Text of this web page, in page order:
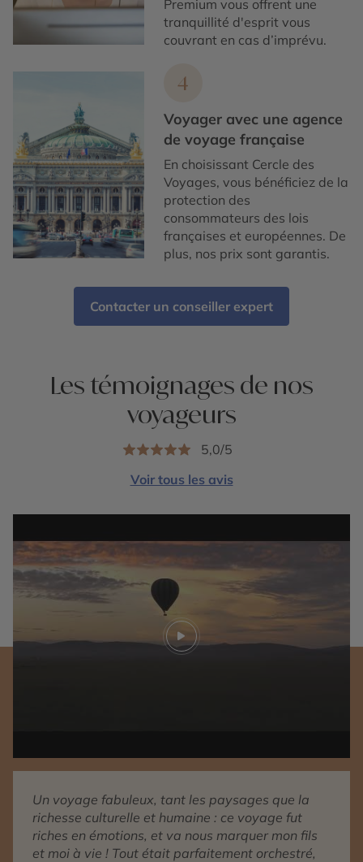
Premium vous offrent une
tranquillité d'esprit vous
couvrant en cas d’imprévu.
4
Voyager avec une agence
de voyage française
En choisissant Cercle des
Voyages, vous bénéficiez de la
protection des
consommateurs des lois
françaises et européennes. De
plus, nos prix sont garantis.
Contacter un conseiller expert
Les témoignages de nos
voyageurs
5,0/5
Voir tous les avis
Play video
Un voyage fabuleux, tant les paysages que la
richesse culturelle et humaine : ce voyage fut
riches en émotions, et va nous marquer mon fils
et moi à vie ! Tout était parfaitement orchestré,